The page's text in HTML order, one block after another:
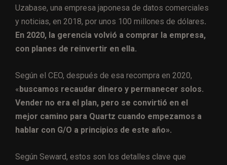
Uzabase, una empresa japonesa de datos comerciales
y noticias, en 2018, por unos 100 millones de dólares.
En 2020, la gerencia volvió a comprar la empresa,
con planes de reinvertir en ella.
Según el CEO, después de esa recompra en 2020,
« buscamos recaudar dinero y permanecer solos.
Vender no era el plan, pero se convirtió en el
mejor camino para Quartz cuando empezamos a
hablar con G/O a principios de este año».
Según Seward, estos son los detalles clave que